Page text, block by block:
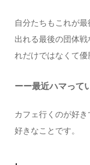
自分たちもこれが
出れる最後の団体
れだけではなくて優
ーー最近ハマって
カフェ行くのが好
好きなことです。